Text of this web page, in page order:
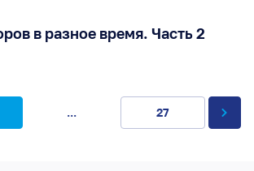
в разное время. Часть 2
... 27